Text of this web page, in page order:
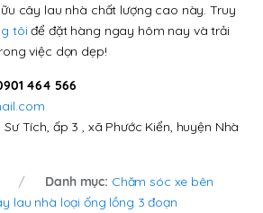
cây lau nhà chất lượng cao này. Truy
tôi để đặt hàng ngay hôm nay và trải
việc dọn dẹp!
464 566
Tích, ấp 3 , xã Phước Kiển, huyện Nhà
Danh mục: Chăm sóc xe bên
lau nhà loại ống lồng 3 đoạn